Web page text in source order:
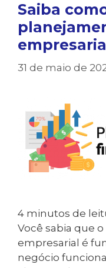
Saiba
31 de maio de
4 minutos de
Você sabia que
empresarial é
negócio